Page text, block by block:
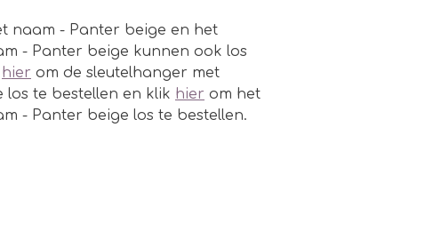
naam - Panter beige en het
- Panter beige kunnen ook los
hier om de sleutelhanger met
los te bestellen en klik hier om het
- Panter beige los te bestellen.